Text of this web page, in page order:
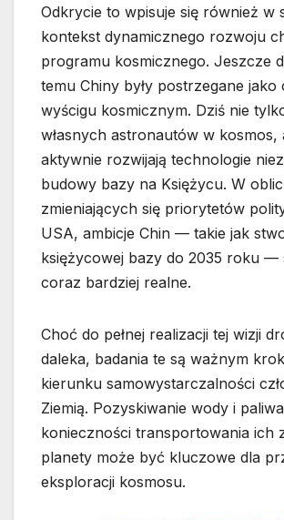
Odkrycie to wpisuje się również w
kontekst dynamicznego rozwoju
programu kosmicznego. Jeszcze
temu Chiny były postrzegane jako
wyścigu kosmicznym. Dziś nie
własnych astronautów w kosmos,
aktywnie rozwijają technologie
budowy bazy na Księżycu. W
zmieniających się priorytetów
USA, ambicje Chin — takie jak
księżycowej bazy do 2035 roku —
coraz bardziej realne.
Choć do pełnej realizacji tej wizji
daleka, badania te są ważnym
kierunku samowystarczalności
Ziemią. Pozyskiwanie wody i
konieczności transportowania ich
planety może być kluczowe dla
eksploracji kosmosu.